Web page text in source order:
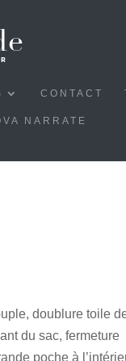
CONTACT
NARRATE
doublure toile
du sac, fermeture
poche à